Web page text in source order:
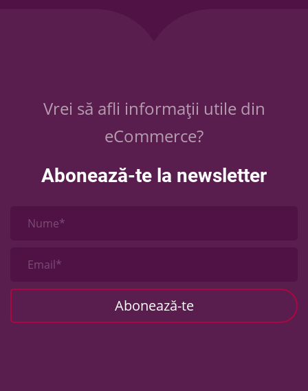
Vrei să afli informații utile din
eCommerce?
Abonează-te la newsletter
Nume*
Email*